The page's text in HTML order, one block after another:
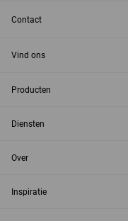
Contact
Vind ons
Producten
Diensten
Over
Inspiratie